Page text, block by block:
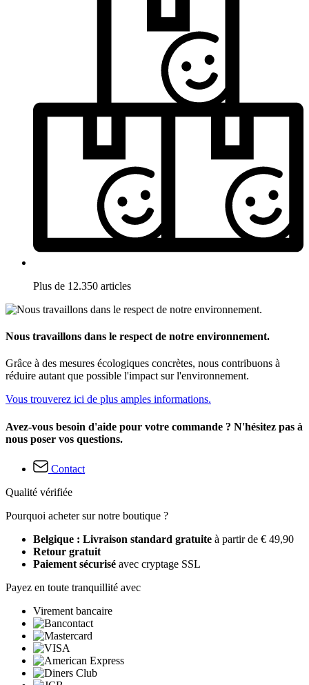
Plus de 12.350 articles
Nous travaillons dans le respect de notre environnement.
Grâce à des mesures écologiques concrètes, nous contribuons à
réduire autant que possible l'impact sur l'environnement.
Vous trouverez ici de plus amples informations.
Avez-vous besoin d'aide pour votre commande ? N'hésitez pas à
nous poser vos questions.
Contact
Qualité vérifiée
Pourquoi acheter sur notre boutique ?
Belgique : Livraison standard gratuite à partir de € 49,90
Retour gratuit
Paiement sécurisé avec cryptage SSL
Payez en toute tranquillité avec
Virement bancaire